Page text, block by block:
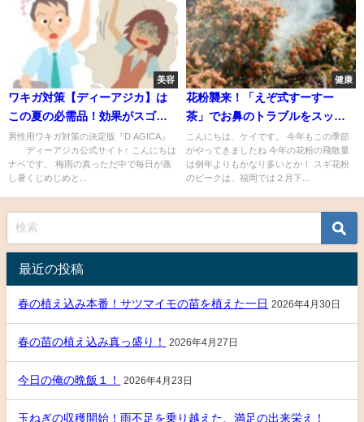
美容
ワキガ対策【ディーアジカ】は
この夏の必需品！効果がスゴ
イ！
男性用ワキガ対策の決定版『D AGICA』
ディーアジカ公式サイト↑ こんにちは
ナベです。 梅雨の真っただ中で毎日が蒸
し暑くじめじめと...
健康
花粉襲来！「えぞ式すーすー
茶」でお鼻のトラブルをスッキ
リ！
こんにちは、ケイです。 今年もこの季節
がやってきましたね 今年の花粉の飛散量
は例年よりもかなり多いとか！ スギ花粉
のピークは、福岡では２月下...
最近の投稿
春の植え込み本番！サツマイモの苗を植えた一日 2026年4月30日
春の苗の植え込み真っ盛り！ 2026年4月27日
今日の俺の晩飯１！ 2026年4月23日
玉ねぎの収穫開始！雨不足を乗り越えた、満足の出来栄え！